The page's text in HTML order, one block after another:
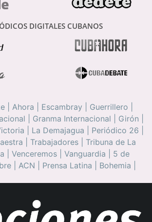
DIGITALES CUBANOS
Ahora Escambray Guerrillero
Granma Internacional Girón
La Demajagua Periódico 26
Trabajadores
Tribuna de La
Venceremos| Vanguardia
5 de
| ACN Prensa Latina Bohemia